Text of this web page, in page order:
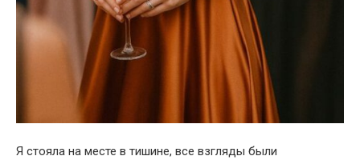
Я стояла на месте в тишине, все взгляды были